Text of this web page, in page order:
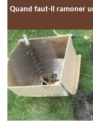
Quand faut-il ramoner